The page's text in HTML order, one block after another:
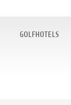
GOLFHOTELS